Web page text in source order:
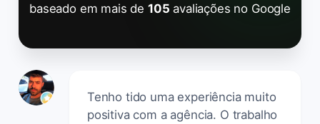
baseado em mais de 105 avaliações no Google
Tenho tido uma experiência muito
positiva com a agência. O trabalho